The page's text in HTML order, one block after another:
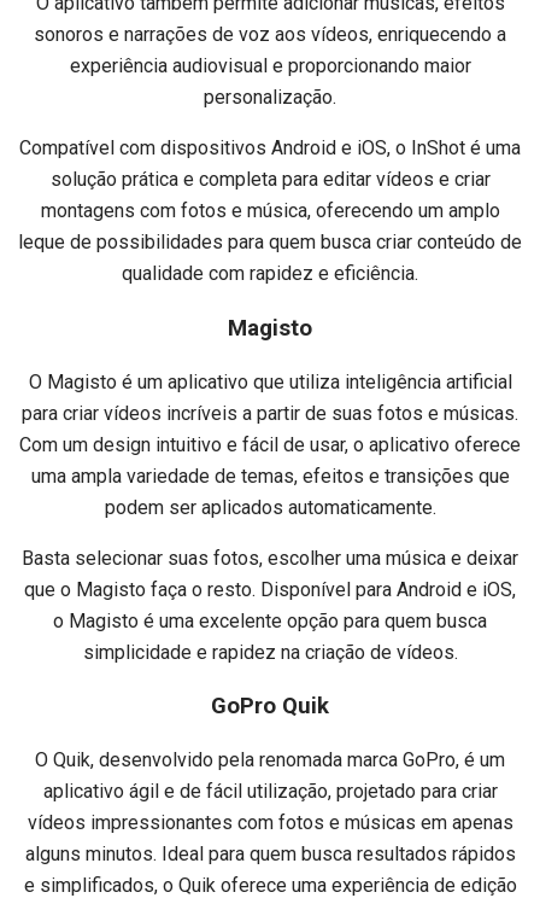
sonoros e narrações de voz aos vídeos, enriquecendo a
experiência audiovisual e proporcionando maior
personalização.
Compatível com dispositivos Android e iOS, o InShot é uma
solução prática e completa para editar vídeos e criar
montagens com fotos e música, oferecendo um amplo
leque de possibilidades para quem busca criar conteúdo de
qualidade com rapidez e eficiência.
Magisto
O Magisto é um aplicativo que utiliza inteligência artificial
para criar vídeos incríveis a partir de suas fotos e músicas.
Com um design intuitivo e fácil de usar, o aplicativo oferece
uma ampla variedade de temas, efeitos e transições que
podem ser aplicados automaticamente.
Basta selecionar suas fotos, escolher uma música e deixar
que o Magisto faça o resto. Disponível para Android e iOS,
o Magisto é uma excelente opção para quem busca
simplicidade e rapidez na criação de vídeos.
GoPro Quik
O Quik, desenvolvido pela renomada marca GoPro, é um
aplicativo ágil e de fácil utilização, projetado para criar
vídeos impressionantes com fotos e músicas em apenas
alguns minutos. Ideal para quem busca resultados rápidos
e simplificados, o Quik oferece uma experiência de edição